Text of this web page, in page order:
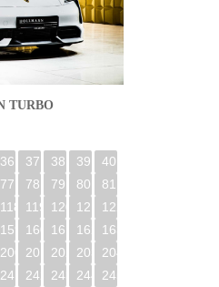
TURBO
36 37 38 39
40
77 78 79 80
81
118 119 120 121
122
159 160 161 162
163
200 201 202 203
204
241 242 243 244
245